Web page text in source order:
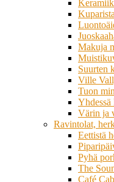
Makuja
Suurten
Ville
Tuon
Yhdessä
Värin ja
Ravintolat,
Eettistä
Pyhä
The
Café